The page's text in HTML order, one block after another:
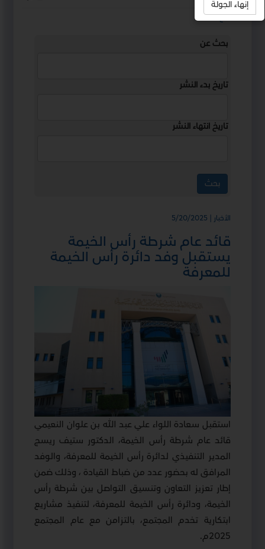
استمع
بحث عن
تاريخ بدء النشر
تاريخ انتهاء النشر
الأخبار | 5/20/2025
قائد عام شرطة رأس الخيمة
يستقبل وفد دائرة رأس الخيمة
للمعرفة
استقبل سعادة اللواء علي عبد الله بن علوان النعيمي
قائد عام شرطة رأس الخيمة، الدكتور ستيف ريسج
المدير التنفيذي لدائرة رأس الخيمة للمعرفة، والوفد
المرافق له بحضور عدد من ضباط القيادة ، وذلك ضمن
إطار تعزيز التعاون وتنسيق التواصل بين شرطة رأس
الخيمة، ودائرة رأس الخيمة للمعرفة، لتنفيذ مشاريع
ابتكارية تخدم المجتمع، بالتزامن مع عام المجتمع
2025م.
إنهاء الجولة